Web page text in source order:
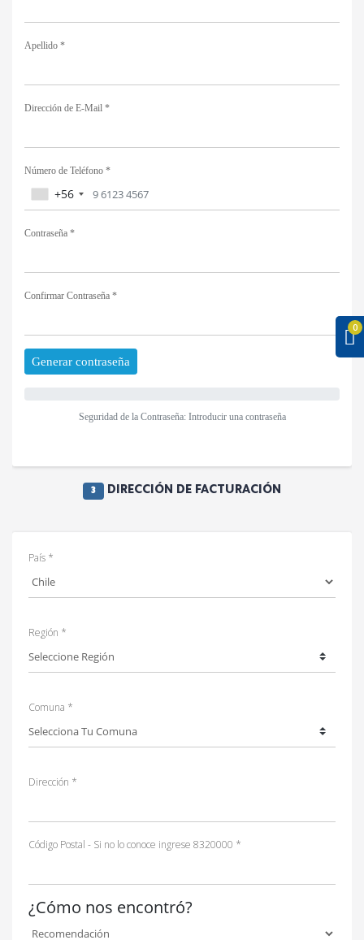
0
Apellido *
Dirección de E-Mail *
Número de Teléfono *
+56
Contraseña *
Confirmar Contraseña *
Generar contraseña
Seguridad de la Contraseña: Introducir una contraseña
3 DIRECCIÓN DE FACTURACIÓN
País *
Región *
Comuna *
Dirección *
Código Postal - Si no lo conoce ingrese 8320000 *
¿Cómo nos encontró?